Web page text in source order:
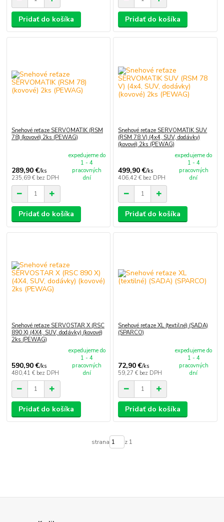
Pridať do košíka Pridať do košíka
Snehové reťaze SERVOMATIK (RSM
78) (kovové) 2ks (PEWAG)
289,90 €/ks
235,69 € bez DPH
expedujeme do
1 - 4
pracovných
dní
Pridať do košíka
Snehové reťaze SERVOMATIK SUV
(RSM 78 V) (4x4, SUV, dodávky)
(kovové) 2ks (PEWAG)
499,90 €/ks
406,42 € bez DPH
expedujeme do
1 - 4
pracovných
dní
Pridať do košíka
Snehové reťaze SERVOSTAR X (RSC
890 X) (4X4, SUV, dodávky) (kovové)
2ks (PEWAG)
590,90 €/ks
480,41 € bez DPH
expedujeme do
1 - 4
pracovných
dní
Pridať do košíka
Snehové reťaze XL (textilné) (SADA)
(SPARCO)
72,90 €/ks
59,27 € bez DPH
expedujeme do
1 - 4
pracovných
dní
Pridať do košíka
strana z 1